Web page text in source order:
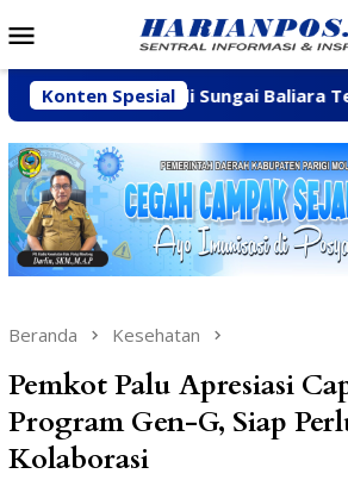
ke
Mobile
Konten Spesial
C di Sungai Baliara Terus
Beranda Kesehatan
Pemkot Palu Apresiasi
Program Gen-G, Siap
Kolaborasi